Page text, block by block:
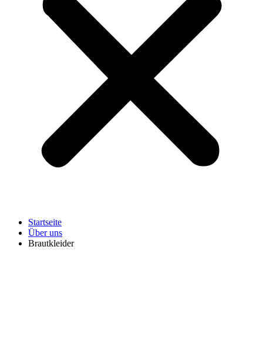
Startseite
Über uns
Brautkleider